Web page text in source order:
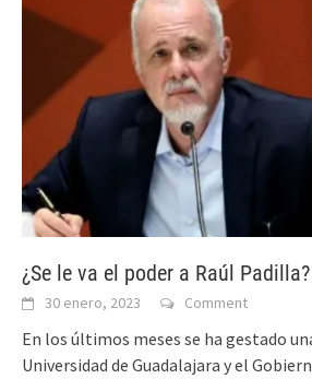
¿Se le va el poder a Raúl Padilla?
30 enero, 2023 Comment
En los últimos meses se ha gestado
Universidad de Guadalajara y el